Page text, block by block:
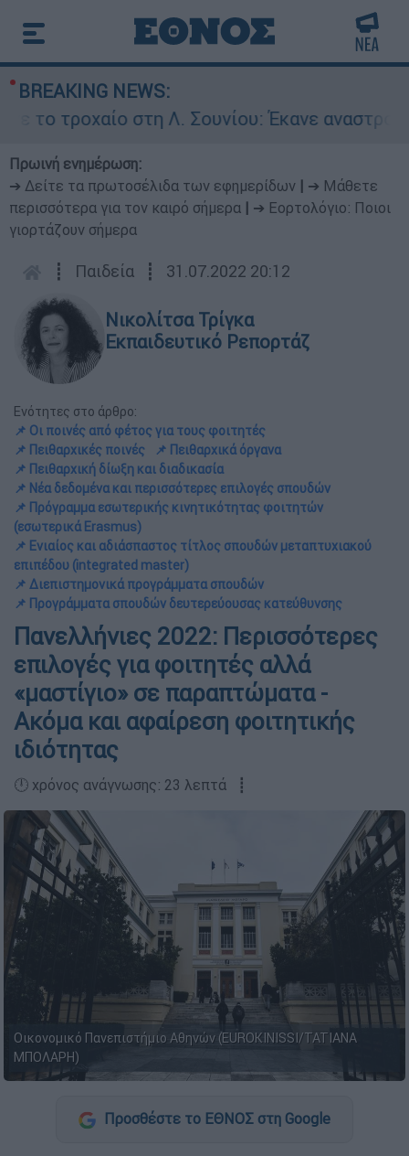
BREAKING NEWS:
στη Λ. Σουνίου: Έκανε αναστροφή ο οδηγός
Πρωινή ενημέρωση:
➔ Δείτε τα πρωτοσέλιδα των εφημερίδων
➔ Μάθετε
περισσότερα για τον καιρό σήμερα
➔ Εορτολόγιο: Ποιοι
γιορτάζουν σήμερα
┋ Παιδεία ┋ 31.07.2022 20:12
Νικολίτσα Τρίγκα
Εκπαιδευτικό Ρεπορτάζ
Ενότητες στο άρθρο:
📌 Οι ποινές από φέτος για τους φοιτητές
📌 Πειθαρχικές ποινές
📌 Πειθαρχικά όργανα
📌 Πειθαρχική δίωξη και διαδικασία
📌 Νέα δεδομένα και περισσότερες επιλογές σπουδών
📌 Πρόγραμμα εσωτερικής κινητικότητας φοιτητών
(εσωτερικά Erasmus)
📌 Ενιαίος και αδιάσπαστος τίτλος σπουδών μεταπτυχιακού
επιπέδου (integrated master)
📌 Διεπιστημονικά προγράμματα σπουδών
📌 Προγράμματα σπουδών δευτερεύουσας κατεύθυνσης
Πανελλήνιες 2022: Περισσότερες
επιλογές για φοιτητές αλλά
«μαστίγιο» σε παραπτώματα -
Ακόμα και αφαίρεση φοιτητικής
ιδιότητας
🕛 χρόνος ανάγνωσης: 23 λεπτά ┋
Οικονομικό Πανεπιστήμιο Αθηνών (EUROKINISSI/TATIANA
ΜΠΟΛΑΡΗ)
Προσθέστε το ΕΘΝΟΣ στη Google